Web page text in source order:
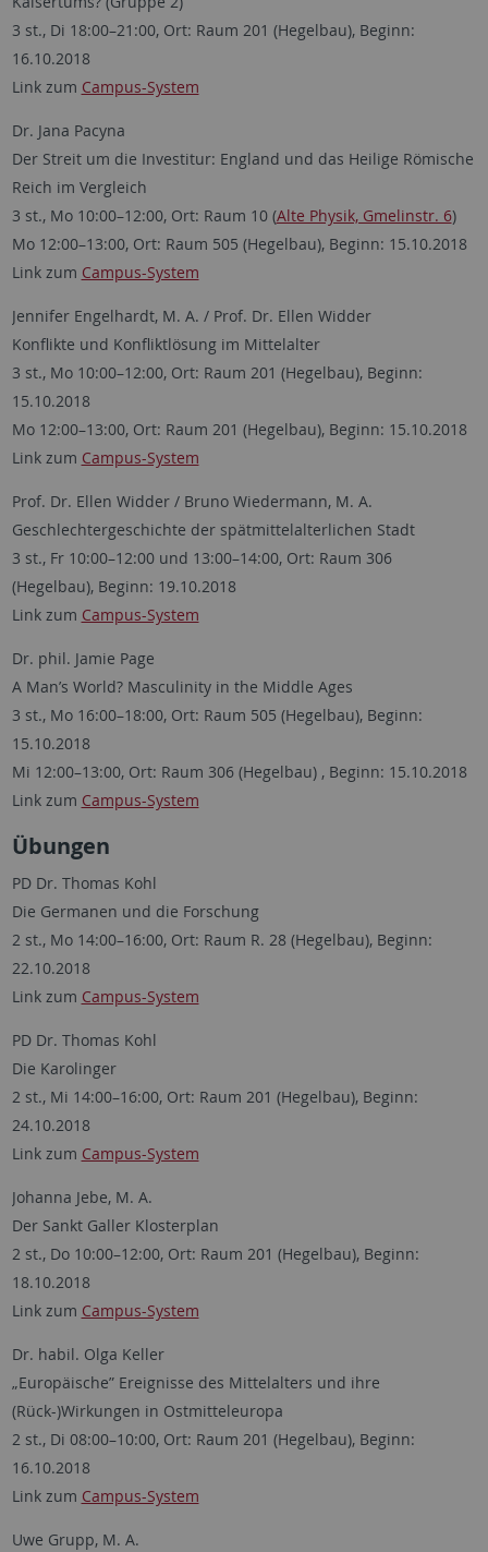
3 st., Di 18:00–21:00, Ort: Raum 201 (Hegelbau), Beginn:
16.10.2018
Link zum Campus-System
Dr. Jana Pacyna
Der Streit um die Investitur: England und das Heilige Römische
Reich im Vergleich
3 st., Mo 10:00–12:00, Ort: Raum 10 (Alte Physik, Gmelinstr. 6)
Mo 12:00–13:00, Ort: Raum 505 (Hegelbau), Beginn: 15.10.2018
Link zum Campus-System
Jennifer Engelhardt, M. A. / Prof. Dr. Ellen Widder
Konflikte und Konfliktlösung im Mittelalter
3 st., Mo 10:00–12:00, Ort: Raum 201 (Hegelbau), Beginn:
15.10.2018
Mo 12:00–13:00, Ort: Raum 201 (Hegelbau), Beginn: 15.10.2018
Link zum Campus-System
Prof. Dr. Ellen Widder / Bruno Wiedermann, M. A.
Geschlechtergeschichte der spätmittelalterlichen Stadt
3 st., Fr 10:00–12:00 und 13:00–14:00, Ort: Raum 306
(Hegelbau), Beginn: 19.10.2018
Link zum Campus-System
Dr. phil. Jamie Page
A Man’s World? Masculinity in the Middle Ages
3 st., Mo 16:00–18:00, Ort: Raum 505 (Hegelbau), Beginn:
15.10.2018
Mi 12:00–13:00, Ort: Raum 306 (Hegelbau) , Beginn: 15.10.2018
Link zum Campus-System
Übungen
PD Dr. Thomas Kohl
Die Germanen und die Forschung
2 st., Mo 14:00–16:00, Ort: Raum R. 28 (Hegelbau), Beginn:
22.10.2018
Link zum Campus-System
PD Dr. Thomas Kohl
Die Karolinger
2 st., Mi 14:00–16:00, Ort: Raum 201 (Hegelbau), Beginn:
24.10.2018
Link zum Campus-System
Johanna Jebe, M. A.
Der Sankt Galler Klosterplan
2 st., Do 10:00–12:00, Ort: Raum 201 (Hegelbau), Beginn:
18.10.2018
Link zum Campus-System
Dr. habil. Olga Keller
„Europäische” Ereignisse des Mittelalters und ihre
(Rück-)Wirkungen in Ostmitteleuropa
2 st., Di 08:00–10:00, Ort: Raum 201 (Hegelbau), Beginn:
16.10.2018
Link zum Campus-System
Uwe Grupp, M. A.